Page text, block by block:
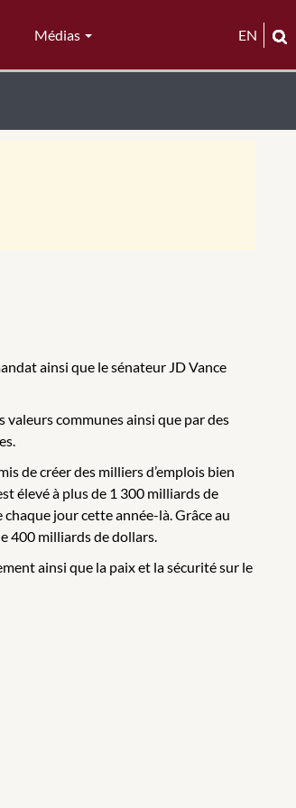
Médias EN
ainsi que le sénateur JD Vance
communes ainsi que par des
de créer des milliers d’emplois bien
élevé à plus de 1 300 milliards de
jour cette année-là. Grâce au
400 milliards de dollars.
ainsi que la paix et la sécurité sur le